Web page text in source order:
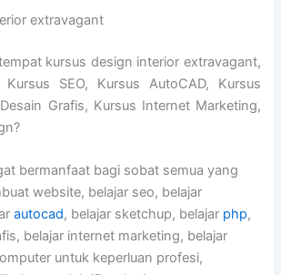
extravagant
kursus design interior extravagant,
Kursus SEO, Kursus AutoCAD, Kursus
Grafis, Kursus Internet Marketing,
bermanfaat bagi sobat semua yang
website, belajar seo, belajar
autocad, belajar sketchup, belajar php,
belajar internet marketing, belajar
untuk keperluan profesi,